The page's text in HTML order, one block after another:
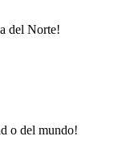
del Norte!
o del mundo!